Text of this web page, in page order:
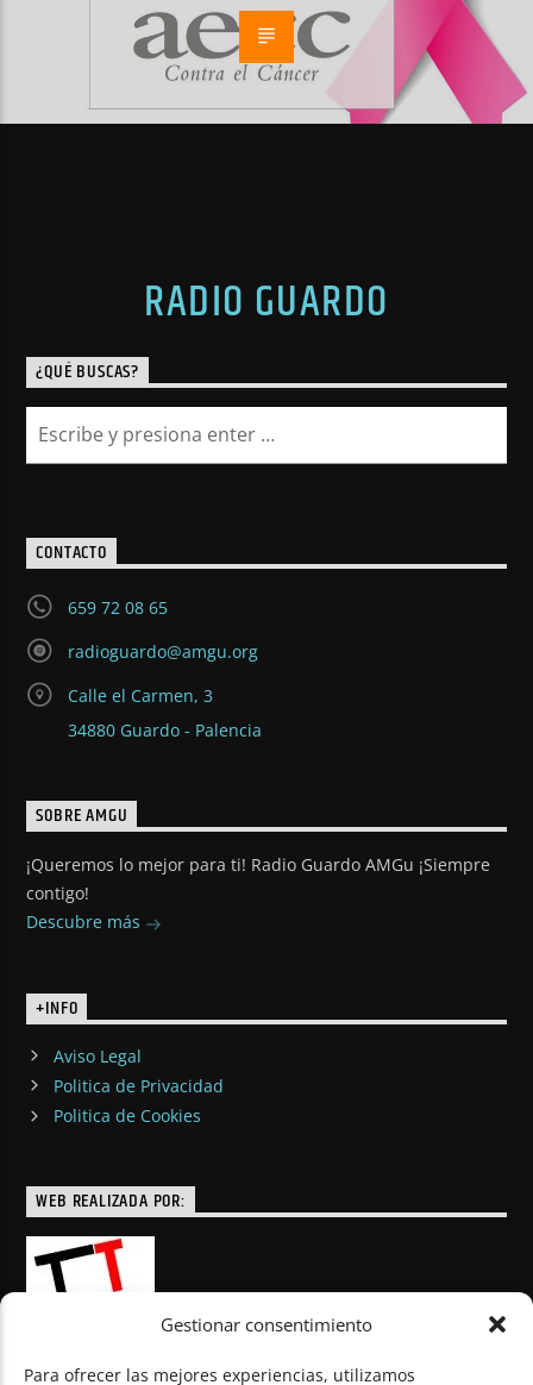
Gestionar consentimiento
Para ofrecer las mejores experiencias, utilizamos
RADIO GUARDO
¿QUÉ BUSCAS?
CONTACTO
659 72 08 65
radioguardo@amgu.org
Calle el Carmen, 3
34880 Guardo - Palencia
SOBRE AMGU
¡Queremos lo mejor para ti! Radio Guardo AMGu ¡Siempre
contigo!
Descubre más
+INFO
Aviso Legal
Politica de Privacidad
Politica de Cookies
WEB REALIZADA POR: